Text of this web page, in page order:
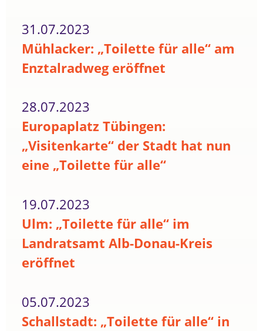
31.07.2023
Mühlacker: „Toilette für alle“ am
Enztalradweg eröffnet
28.07.2023
Europaplatz Tübingen:
„Visitenkarte“ der Stadt hat nun
eine „Toilette für alle“
19.07.2023
Ulm: „Toilette für alle“ im
Landratsamt Alb-Donau-Kreis
eröffnet
05.07.2023
Schallstadt: „Toilette für alle“ in